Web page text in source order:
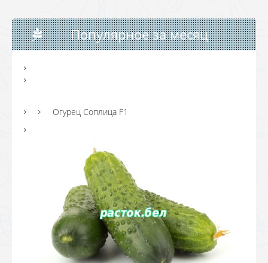
Популярное за месяц
Огурец Соплица F1